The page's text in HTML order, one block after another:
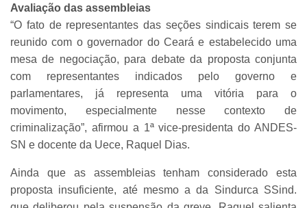
Avaliação das assembleias
“O fato de representantes das seções sindicais terem se
reunido com o governador do Ceará e estabelecido uma
mesa de negociação, para debate da proposta conjunta
com representantes indicados pelo governo e
parlamentares, já representa uma vitória para o
movimento, especialmente nesse contexto de
criminalização”, afirmou a 1ª vice-presidenta do ANDES-
SN e docente da Uece, Raquel Dias.
Ainda que as assembleias tenham considerado esta
proposta insuficiente, até mesmo a da Sindurca SSind.